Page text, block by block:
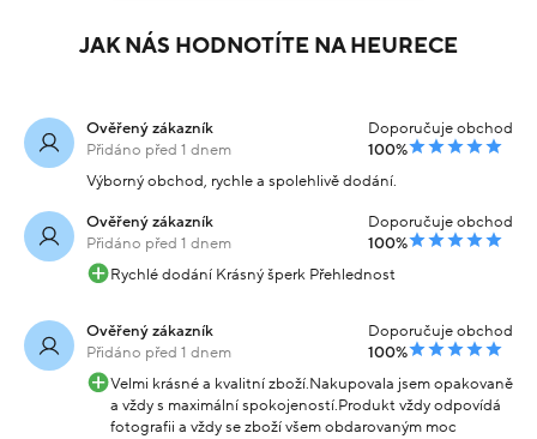
JAK NÁS HODNOTÍTE NA HEURECE
Ověřený zákazník
Přidáno před 1 dnem
Doporučuje obchod
100%
Výborný obchod, rychle a spolehlivě dodání.
Ověřený zákazník
Přidáno před 1 dnem
Doporučuje obchod
100%
Rychlé dodání Krásný šperk Přehlednost
Ověřený zákazník
Přidáno před 1 dnem
Doporučuje obchod
100%
Velmi krásné a kvalitní zboží.Nakupovala jsem opakovaně
a vždy s maximální spokojeností.Produkt vždy odpovídá
fotografii a vždy se zboží všem obdarovaným moc